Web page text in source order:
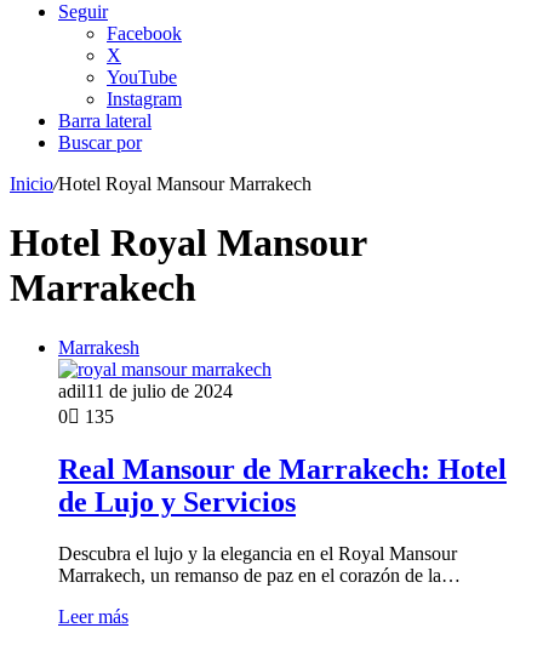
Seguir
Facebook
X
YouTube
Instagram
Barra lateral
Buscar por
Inicio/Hotel Royal Mansour Marrakech
Hotel Royal Mansour
Marrakech
Marrakesh
adil11 de julio de 2024
0
135
Real Mansour de Marrakech: Hotel
de Lujo y Servicios
Descubra el lujo y la elegancia en el Royal Mansour
Marrakech, un remanso de paz en el corazón de la…
Leer más